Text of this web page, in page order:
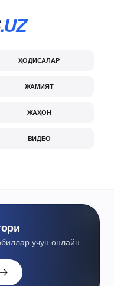
.UZ
ҲОДИСАЛАР
ЖАМИЯТ
ЖАҲОН
ВИДЕО
учун онлайн